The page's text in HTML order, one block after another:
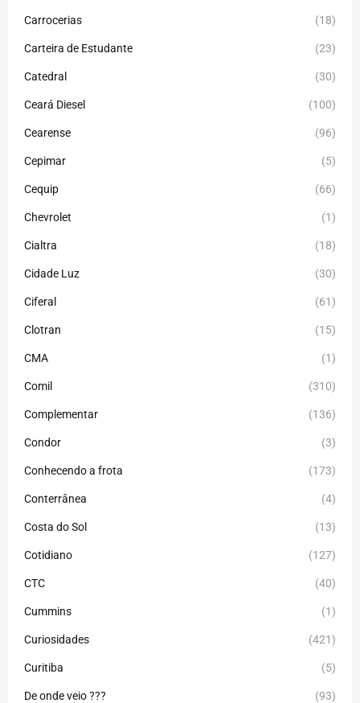
Carrocerias (18)
Carteira de Estudante (23)
Catedral (30)
Ceará Diesel (100)
Cearense (96)
Cepimar (5)
Cequip (66)
Chevrolet (1)
Cialtra (18)
Cidade Luz (30)
Ciferal (61)
Clotran (15)
CMA (1)
Comil (310)
Complementar (136)
Condor (3)
Conhecendo a frota (173)
Conterrânea (4)
Costa do Sol (13)
Cotidiano (127)
CTC (40)
Cummins (1)
Curiosidades (421)
Curitiba (5)
De onde veio ??? (93)